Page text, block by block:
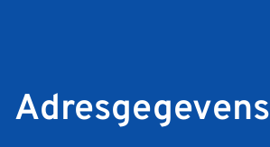
Adresgegevens